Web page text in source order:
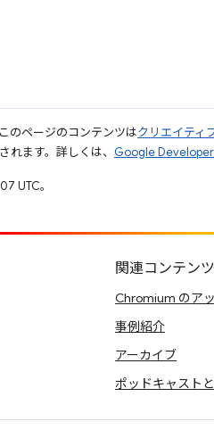
のページのコンテンツはクリエイティ
れます。詳しくは、 Google
UTC。
関連コンテンツ
Chromium のア
事例紹介
アーカイブ
ポッドキャスト